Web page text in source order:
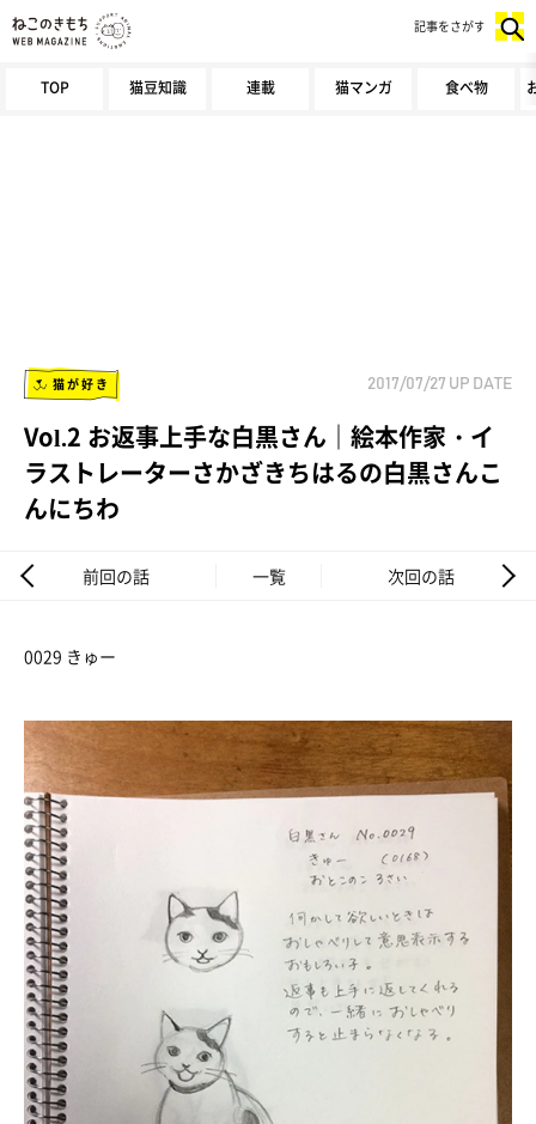
TOP 猫豆知識 連載 猫マンガ 食べ物
記事をさがす
猫が好き 2017/07/27 UP DATE
Vol.2 お返事上手な白黒さん｜絵本作家・イ
ラストレーターさかざきちはるの白黒さんこ
んにちわ
前回の話 一覧 次回の話
0029 きゅー